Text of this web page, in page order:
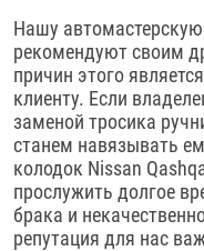
Нашу
рекомендуют своим
причин этого
клиенту. Если
заменой тросика
станем навязывать
колодок Nissan
прослужить долгое
брака и
репутация для нас